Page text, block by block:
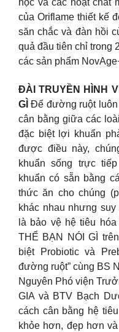
của Oriflame thiết kế
săn chắc và đàn hồi
quả đầu tiên chỉ trong
các sản phẩm
ĐÀI TRUYỀN HÌNH
GÌ Để đường ruột luôn
cân bằng giữa các
đặc biệt lợi khuẩn
được điều này,
khuẩn sống trực
khuẩn có sẵn bằng
thức ăn cho chúng
khác nhau nhưng
là bảo vệ hệ tiêu
THỂ BẠN NÓI GÌ
biệt Probiotic và
đường ruột” cùng BS
Nguyên Phó viện
GIA và BTV Bạch
cách cân bằng hệ
khỏe hơn, đẹp hơn